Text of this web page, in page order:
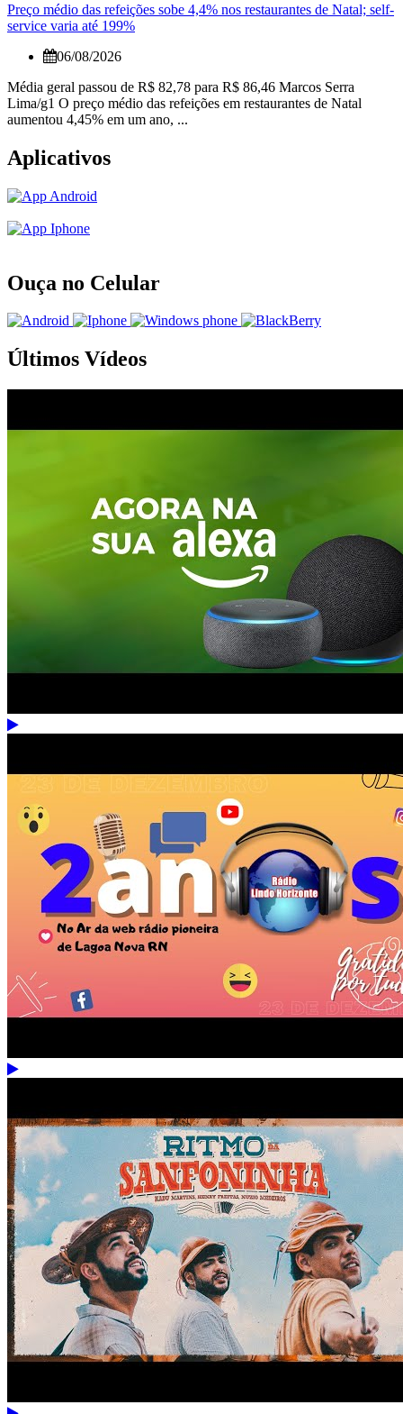
Preço médio das refeições sobe 4,4% nos restaurantes de Natal; self-
service varia até 199%
06/08/2026
Média geral passou de R$ 82,78 para R$ 86,46 Marcos Serra
Lima/g1 O preço médio das refeições em restaurantes de Natal
aumentou 4,45% em um ano, ...
Aplicativos
Ouça no Celular
Últimos Vídeos